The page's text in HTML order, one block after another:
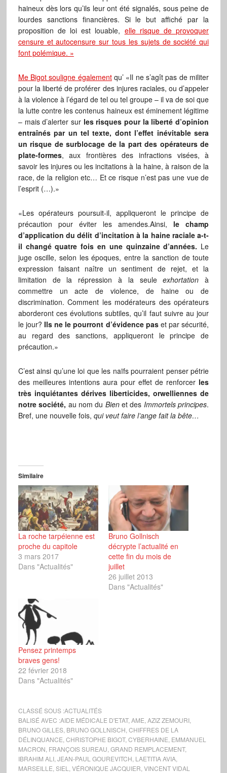
haineux dès lors qu’ils leur ont été signalés, sous peine de
lourdes sanctions financières. Si le but affiché par la
proposition de loi est louable, elle risque de provoquer
censure et autocensure sur tous les sujets de société qui
font polémique. »
Me Bigot souligne égalementqu’ «Il ne s’agît pas de militer
pour la liberté de proférer des injures raciales, ou d’appeler
à la violence à l’égard de tel ou tel groupe – il va de soi que
la lutte contre les contenus haineux est éminement légitime
– mais d’alerter surles risques pour la liberté d’opinion
entraînés par un tel texte, dont l’effet inévitable sera
un risque de surblocage de la part des opérateurs de
plate-formes, aux frontières des infractions visées, à
savoir les injures ou les incitations à la haine, à raison de la
race, de la religion etc… Et ce risque n’est pas une vue de
l’esprit (…).»
«Les opérateurs poursuit-il, appliqueront le principe de
précaution pour éviter les amendes.Ainsi, le champ
d’application du délit d’incitation à la haine raciale a-t-
il changé quatre fois en une quinzaine d’années. Le
juge oscille, selon les époques, entre la sanction de toute
expression faisant naître un sentiment de rejet, et la
limitation de la répression à la seuleexhortation à
commettre un acte de violence, de haine ou de
discrimination. Comment les modérateurs des opérateurs
aborderont ces évolutions subtiles, qu’il faut suivre au jour
le jour?Ils ne le pourront d’évidence paset par sécurité,
au regard des sanctions, appliqueront le principe de
précaution.»
C’est ainsi qu’une loi que les naïfs pourraient penser pétrie
des meilleures intentions aura pour effet de renforcer les
très inquiétantes dérives liberticides, orwelliennes de
notre société, au nom du Bienet des Immortels principes.
Bref, une nouvelle fois, qui veut faire l’ange fait la bête…
Similaire
La roche tarpéienne est
proche du capitole
3 mars 2017
Dans "Actualités"
Bruno Gollnisch
décrypte l’actualité en
cette fin du mois de
juillet
26 juillet 2013
Dans "Actualités"
Pensez printemps
braves gens!
22 février 2018
Dans "Actualités"
CLASSÉ SOUS :ACTUALITÉS
BALISÉ AVEC :AIDE MÉDICALE D'ETAT, AME AZIZ ZEMOURI,
BRUNO GILLES, BRUNO GOLLNISCH CHIFFRES DE LA
DÉLINQUANCE CHRISTOPHE BIGOT, CYBERHAINE EMMANUEL
MACRON FRANÇOIS SUREAU GRAND REMPLACEMENT,
IBRAHIM ALI, JEAN-PAUL GOUREVITCH LAETITIA AVIA,
MARSEILLE SIEL VÉRONIQUE JACQUIER VINCENT VIDAL